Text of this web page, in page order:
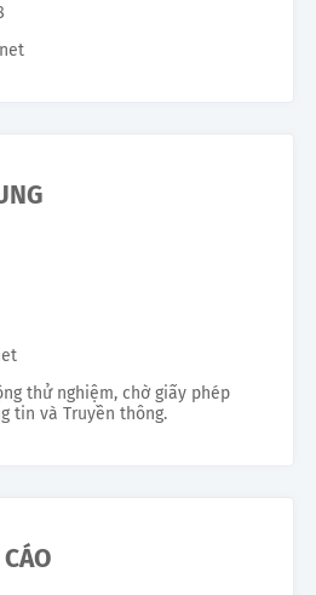
thử nghiệm, chờ giấy phép
tin và Truyền thông.